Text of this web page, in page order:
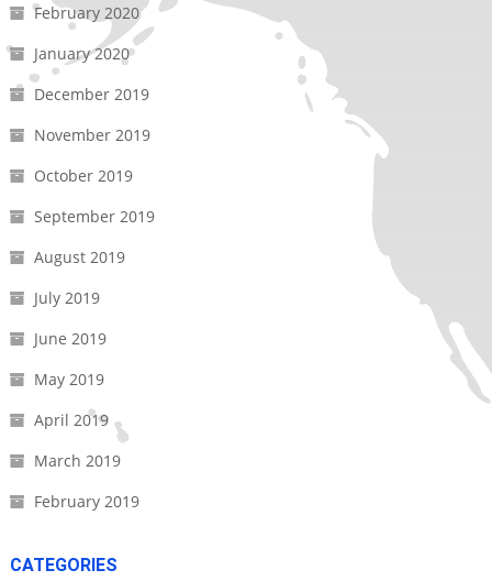
February 2020
January 2020
December 2019
November 2019
October 2019
September 2019
August 2019
July 2019
June 2019
May 2019
April 2019
March 2019
February 2019
CATEGORIES